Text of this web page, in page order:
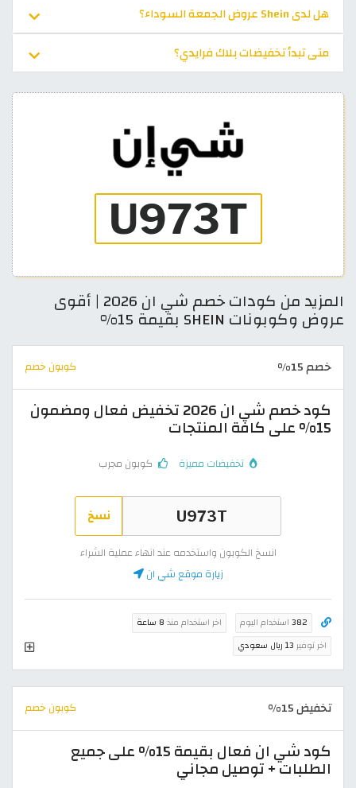
هل لدى Shein عروض الجمعة السوداء؟
متى تبدأ تخفيضات بلاك فرايدي؟
المزيد من كودات خصم شي ان 2026 | أقوى
عروض وكوبونات SHEIN بقيمة 15%
خصم 15% كوبون خصم
كود خصم شي ان 2026 تخفيض فعال ومضمون
15% على كافة المنتجات
تخفيضات مميزة كوبون مجرب
نسخ
انسخ الكوبون واستخدمه عند انهاء عملية الشراء
زيارة موقع شي ان
382 استخدام اليوم اخر استخدام منذ 8 ساعة
اخر توفير 13 ريال سعودي
تخفيض 15% كوبون خصم
كود شي ان فعال بقيمة 15% على جميع
الطلبات + توصيل مجاني